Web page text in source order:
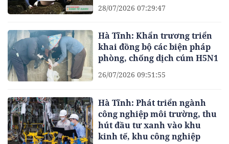
28/07/2026 07:29:47
Hà Tĩnh: Khẩn trương triển
khai đồng bộ các biện pháp
phòng, chống dịch cúm H5N1
26/07/2026 09:51:55
Hà Tĩnh: Phát triển ngành
công nghiệp môi trường, thu
hút đầu tư xanh vào khu
kinh tế, khu công nghiệp